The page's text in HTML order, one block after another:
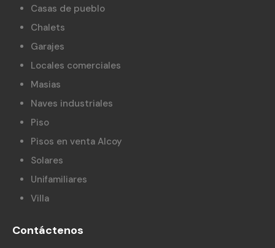
Casas de pueblo
Chalets
Garajes
Locales comerciales
Masias
Naves industriales
Piso
Pisos en venta Alcoy
Solares
Unifamiliares
Villa
Contáctenos